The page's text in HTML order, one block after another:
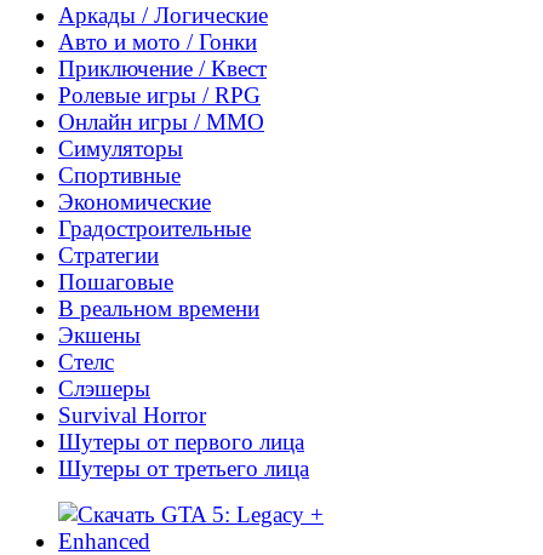
Аркады / Логические
Авто и мото / Гонки
Приключение / Квест
Ролевые игры / RPG
Онлайн игры / MMO
Симуляторы
Спортивные
Экономические
Градостроительные
Стратегии
Пошаговые
В реальном времени
Экшены
Cтелс
Слэшеры
Survival Horror
Шутеры от первого лица
Шутеры от третьего лица